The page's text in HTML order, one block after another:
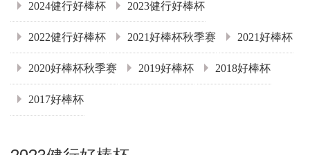
2024健行好棒杯 2023健行好棒杯
2022健行好棒杯 2021好棒杯秋季赛 2021好棒杯
2020好棒杯秋季赛 2019好棒杯 2018好棒杯
2017好棒杯